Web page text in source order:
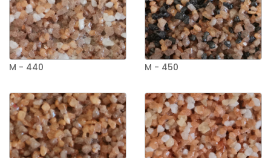
M - 440 M - 450